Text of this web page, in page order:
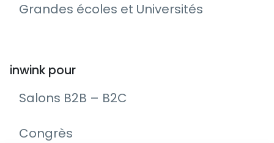
Grandes écoles et Universités
inwink pour
Salons B2B – B2C
Congrès